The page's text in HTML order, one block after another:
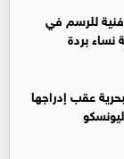
للرسم في
نساء بردة
عقب إدراجها